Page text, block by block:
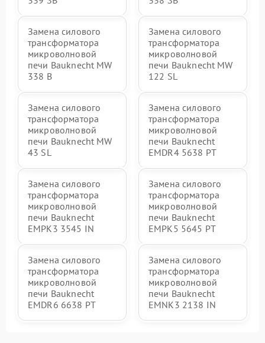
Замена силового
трансформатора
микроволновой
печи Bauknecht MW
338 B
Замена силового
трансформатора
микроволновой
печи Bauknecht MW
122 SL
Замена силового
трансформатора
микроволновой
печи Bauknecht MW
43 SL
Замена силового
трансформатора
микроволновой
печи Bauknecht
EMDR4 5638 PT
Замена силового
трансформатора
микроволновой
печи Bauknecht
EMPK3 3545 IN
Замена силового
трансформатора
микроволновой
печи Bauknecht
EMPK5 5645 PT
Замена силового
трансформатора
микроволновой
печи Bauknecht
EMDR6 6638 PT
Замена силового
трансформатора
микроволновой
печи Bauknecht
EMNK3 2138 IN